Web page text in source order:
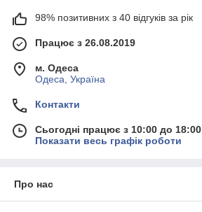
98% позитивних з 40 відгуків за рік
Працює з 26.08.2019
м. Одеса
Одеса, Україна
Контакти
Сьогодні працює з 10:00 до 18:00
Показати весь графік роботи
Про нас